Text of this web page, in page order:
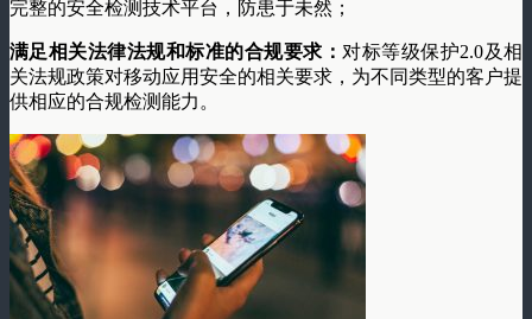
完整的安全检测技术平台，防患于未然；
满足相关法律法规和标准的合规要求： 对标等级保护2.0及相
关法规政策对移动应用安全的相关要求，为不同类型的客户提
供相应的合规检测能力。